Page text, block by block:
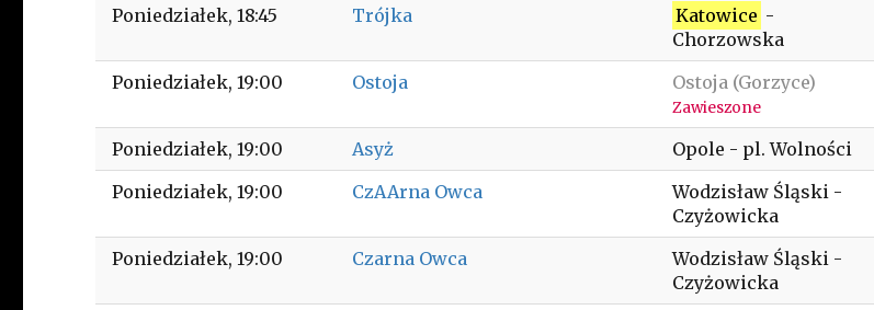
Poniedziałek 18:45 Trójka Katowice -
Chorzowska
Poniedziałek 19:00 Ostoja Ostoja (Gorzyce)
Zawieszone
Poniedziałek 19:00 Asyż Opole - pl. Wolności
Poniedziałek 19:00 CzAArna Owca
Wodzisław Śląski -
Czyżowicka
Poniedziałek 19:00 Czarna Owca
Wodzisław Śląski -
Czyżowicka